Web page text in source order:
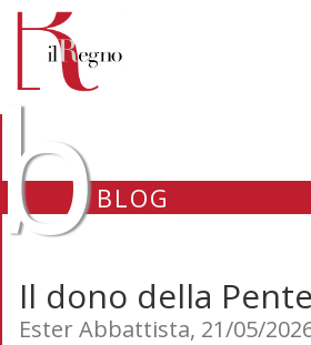
BLOG
Il dono della
Ester Abbattista, 21/05/